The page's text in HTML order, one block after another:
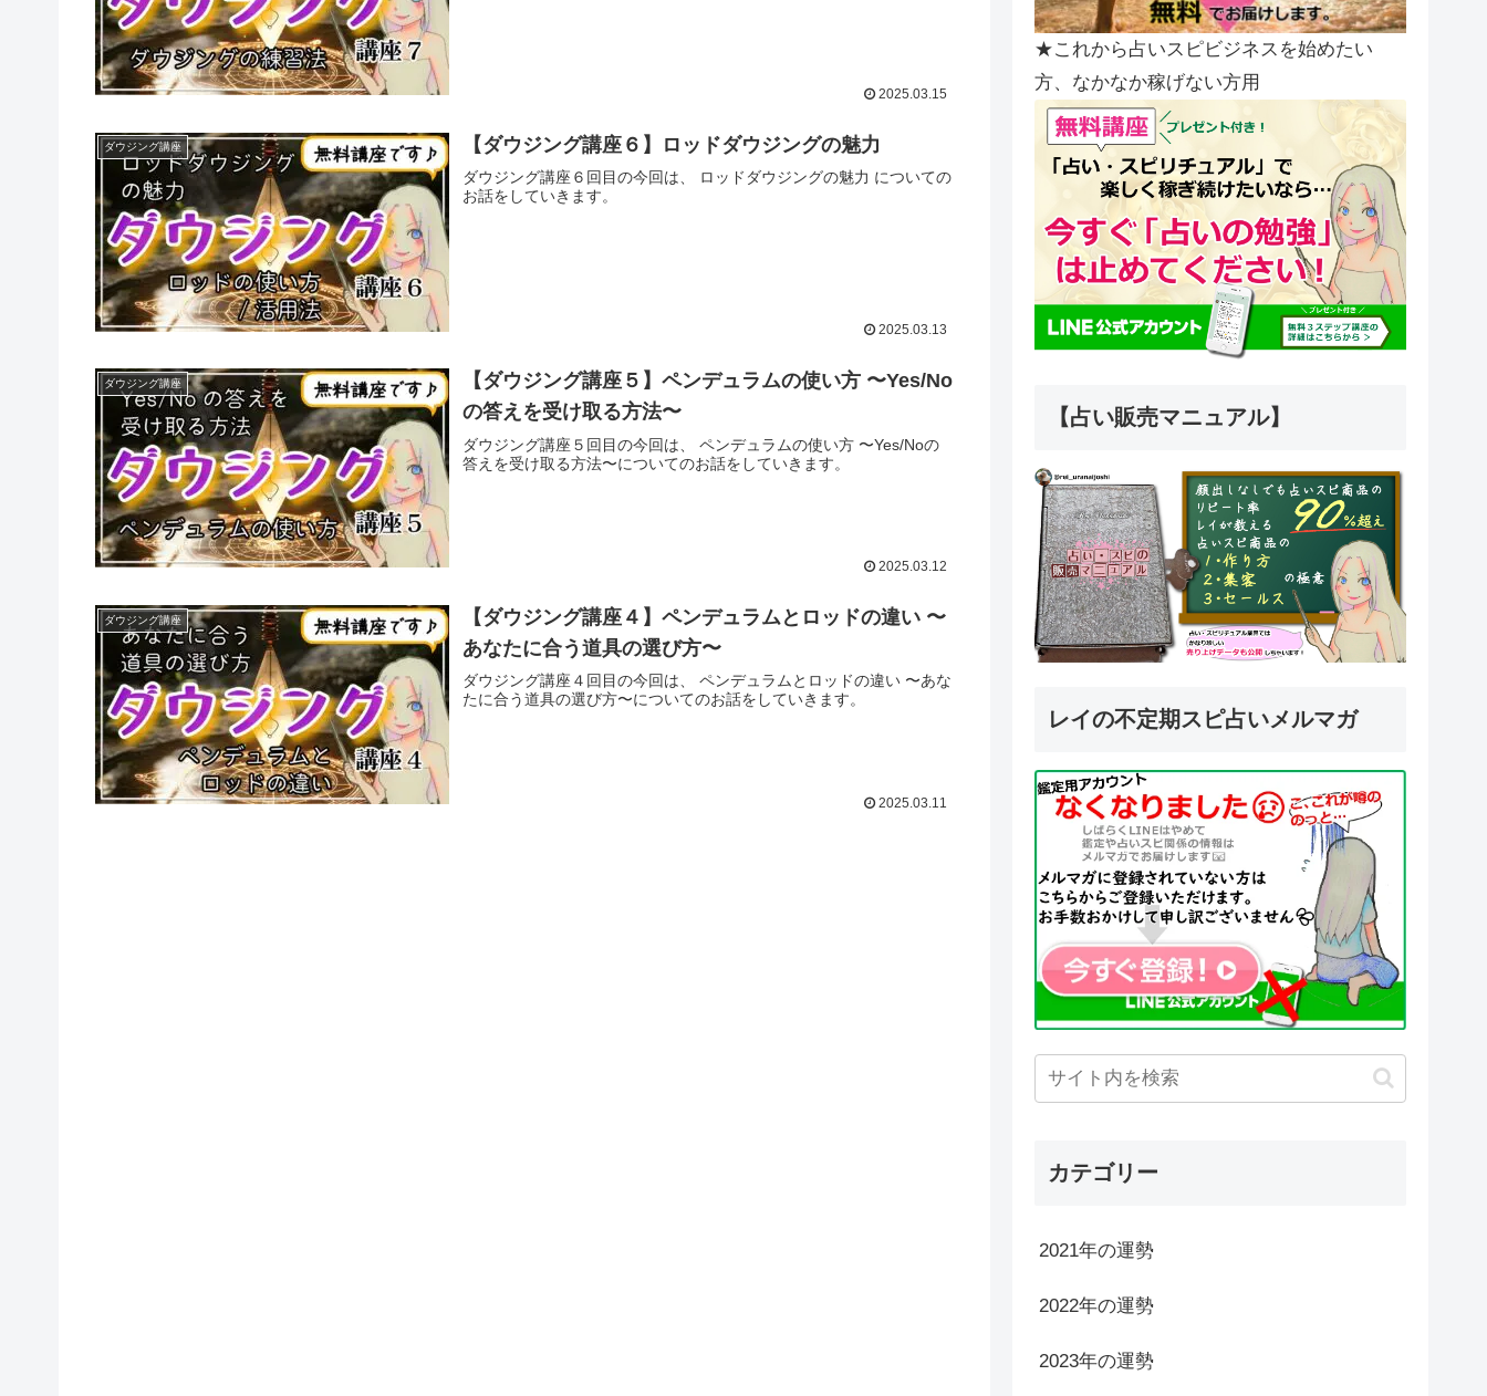
2025.03.15
ダウジング講座 【ダウジング講座６】ロッドダウジングの魅力
ダウジング講座６回目の今回は、 ロッドダウジングの魅力 についての
お話をしていきます。
2025.03.13
ダウジング講座
【ダウジング講座５】ペンデュラムの使い方 〜Yes/No
の答えを受け取る方法〜
ダウジング講座５回目の今回は、 ペンデュラムの使い方 〜Yes/Noの
答えを受け取る方法〜についてのお話をしていきます。
2025.03.12
ダウジング講座
【ダウジング講座４】ペンデュラムとロッドの違い 〜
あなたに合う道具の選び方〜
ダウジング講座４回目の今回は、 ペンデュラムとロッドの違い 〜あな
たに合う道具の選び方〜についてのお話をしていきます。
2025.03.11
★これから占いスピビジネスを始めたい
方、なかなか稼げない方用
【占い販売マニュアル】
レイの不定期スピ占いメルマガ
カテゴリー
2021年の運勢
2022年の運勢
2023年の運勢